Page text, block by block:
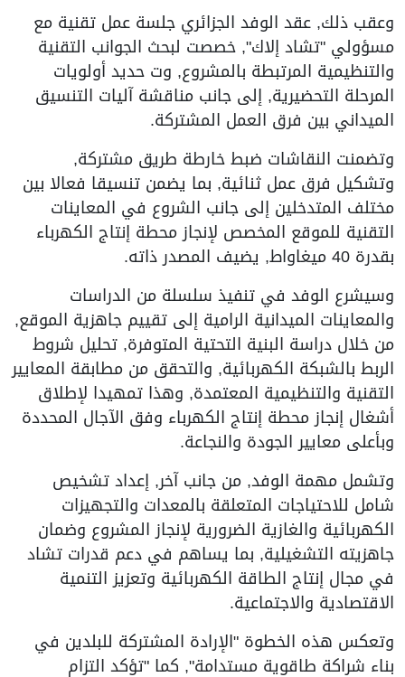
وعقب ذلك, عقد الوفد الجزائري جلسة عمل تقنية مع
مسؤولي "تشاد إلاك", خصصت لبحث الجوانب التقنية
والتنظيمية المرتبطة بالمشروع, وت حديد أولويات
المرحلة التحضيرية, إلى جانب مناقشة آليات التنسيق
الميداني بين فرق العمل المشتركة.
وتضمنت النقاشات ضبط خارطة طريق مشتركة,
وتشكيل فرق عمل ثنائية, بما يضمن تنسيقا فعالا بين
مختلف المتدخلين إلى جانب الشروع في المعاينات
التقنية للموقع المخصص لإنجاز محطة إنتاج الكهرباء
بقدرة 40 ميغاواط, يضيف المصدر ذاته.
وسيشرع الوفد في تنفيذ سلسلة من الدراسات
والمعاينات الميدانية الرامية إلى تقييم جاهزية الموقع,
من خلال دراسة البنية التحتية المتوفرة, تحليل شروط
الربط بالشبكة الكهربائية, والتحقق من مطابقة المعايير
التقنية والتنظيمية المعتمدة, وهذا تمهيدا لإطلاق
أشغال إنجاز محطة إنتاج الكهرباء وفق الآجال المحددة
وبأعلى معايير الجودة والنجاعة.
وتشمل مهمة الوفد, من جانب آخر, إعداد تشخيص
شامل للاحتياجات المتعلقة بالمعدات والتجهيزات
الكهربائية والغازية الضرورية لإنجاز المشروع وضمان
جاهزيته التشغيلية, بما يساهم في دعم قدرات تشاد
في مجال إنتاج الطاقة الكهربائية وتعزيز التنمية
الاقتصادية والاجتماعية.
وتعكس هذه الخطوة "الإرادة المشتركة للبلدين في
بناء شراكة طاقوية مستدامة", كما "تؤكد التزام